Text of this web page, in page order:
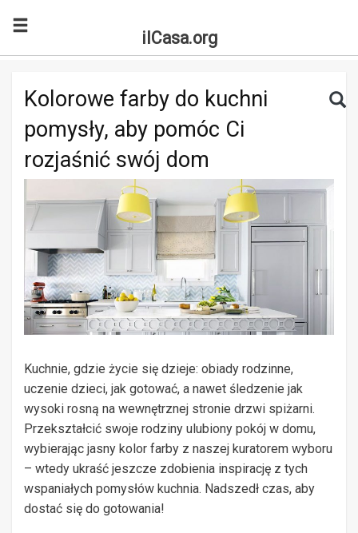
ilCasa.org
Search for:
Kolorowe farby do kuchni
pomysły, aby pomóc Ci
rozjaśnić swój dom
Kuchnie, gdzie życie się dzieje: obiady rodzinne,
uczenie dzieci, jak gotować, a nawet śledzenie jak
wysoki rosną na wewnętrznej stronie drzwi spiżarni.
Przekształcić swoje rodziny ulubiony pokój w domu,
wybierając jasny kolor farby z naszej kuratorem wyboru
– wtedy ukraść jeszcze zdobienia inspirację z tych
wspaniałych pomysłów kuchnia. Nadszedł czas, aby
dostać się do gotowania!